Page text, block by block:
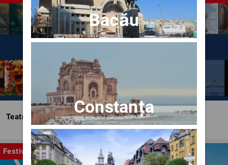
Teatrul Bulandra
Festival
Bacău
Constanța